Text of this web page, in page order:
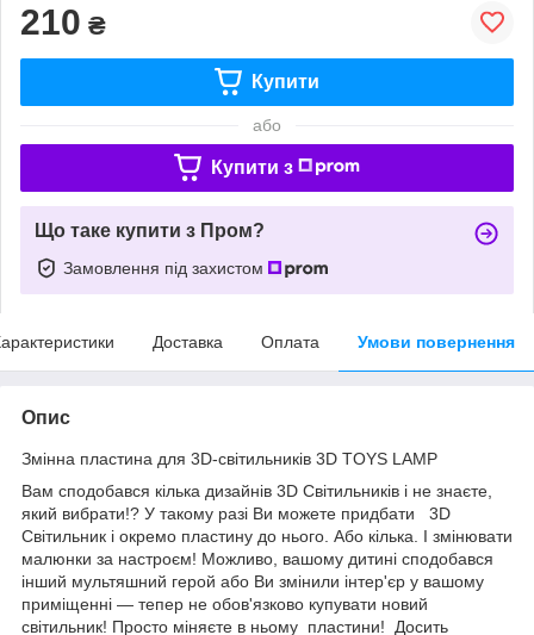
210 ₴
Купити
або
Купити з
Що таке купити з Пром?
Замовлення під захистом
Доставка Оплата Умови повернення
Опис
Змінна пластина для 3D-світильників 3D TOYS LAMP
Вам сподобався кілька дизайнів 3D Світильників і не знаєте,
який вибрати!? У такому разі Ви можете придбати 3D
Світильник і окремо пластину до нього. Або кілька. І змінювати
малюнки за настроєм! Можливо, вашому дитині сподобався
інший мультяшний герой або Ви змінили інтер'єр у вашому
приміщенні — тепер не обов'язково купувати новий
світильник! Просто міняєте в ньому пластини! Досить